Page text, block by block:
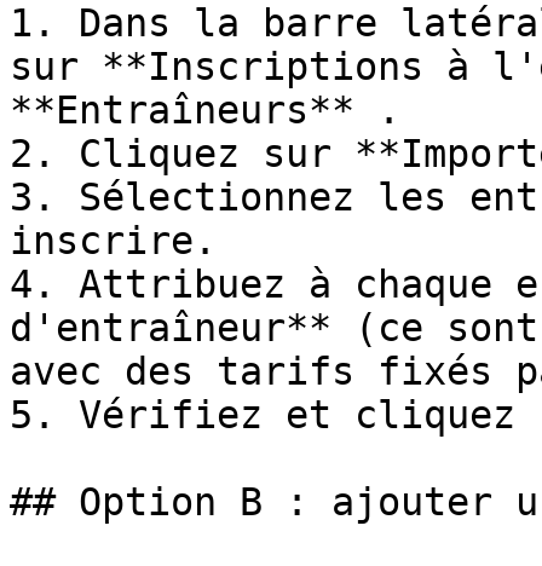
1. Dans la barre
sur **Inscriptions à
**Entraîneurs** .
2. Cliquez sur
3. Sélectionnez les
inscrire.
4. Attribuez à chaque
d'entraîneur** (ce
avec des tarifs fixés
5. Vérifiez et cliquez
## Option B : ajouter